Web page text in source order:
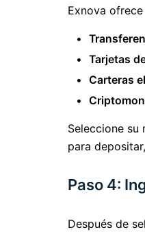
Exnova
Tarjetas
Carteras
Seleccione
para
Paso 4:
Después de